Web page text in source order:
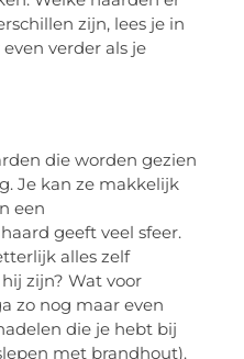
zijn, lees je in
verder als je
die worden gezien
Je kan ze makkelijk
een
geeft veel sfeer.
alles zelf
zijn? Wat voor
zo nog maar even
die je hebt bij
met brandhout).